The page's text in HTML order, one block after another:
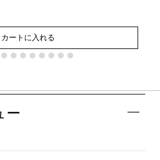
カートに入れる
ー